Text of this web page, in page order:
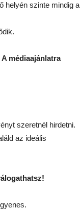
helyén szinte mindig a
médiaajánlatra
szeretnél hirdetni.
az ideális